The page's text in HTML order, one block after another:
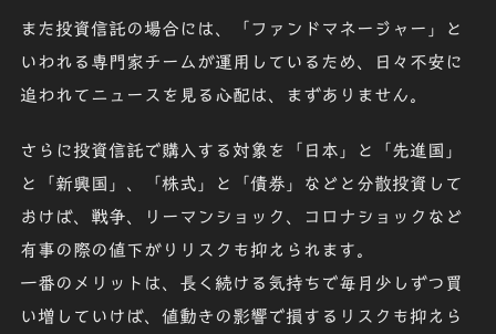
また投資信託の場合には、「 ファンドマネージャー 」と
いわれる専門家チームが運用しているため、日々不安に
追われてニュースを見る心配は、まずありません。
さらに投資信託で購入する対象を「 日本 」と「 先進国 」
と「 新興国 」、「 株式 」と「 債券 」などと分散投資して
おけば、戦争、リーマンショック、コロナショックなど
有事の際の値下がりリスク も抑えられます。
一番のメリットは、長く続ける気持ちで毎月少しずつ 買
い増していけば、値動きの影響で損するリスクも抑えら